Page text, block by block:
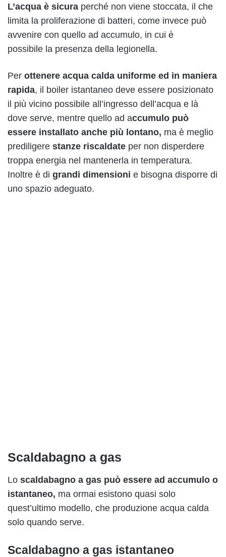
L’acqua è sicura perché non viene stoccata, il che
limita la proliferazione di batteri, come invece può
avvenire con quello ad accumulo, in cui è
possibile la presenza della legionella.
Per ottenere acqua calda uniforme ed in maniera
rapida, il boiler istantaneo deve essere posizionato
il più vicino possibile all’ingresso dell’acqua e là
dove serve, mentre quello ad accumulo può
essere installato anche più lontano, ma è meglio
prediligere stanze riscaldate per non disperdere
troppa energia nel mantenerla in temperatura.
Inoltre è di grandi dimensioni e bisogna disporre di
uno spazio adeguato.
Scaldabagno a gas
Lo scaldabagno a gas può essere ad accumulo o
istantaneo, ma ormai esistono quasi solo
quest’ultimo modello, che produzione acqua calda
solo quando serve.
Scaldabagno a gas istantaneo